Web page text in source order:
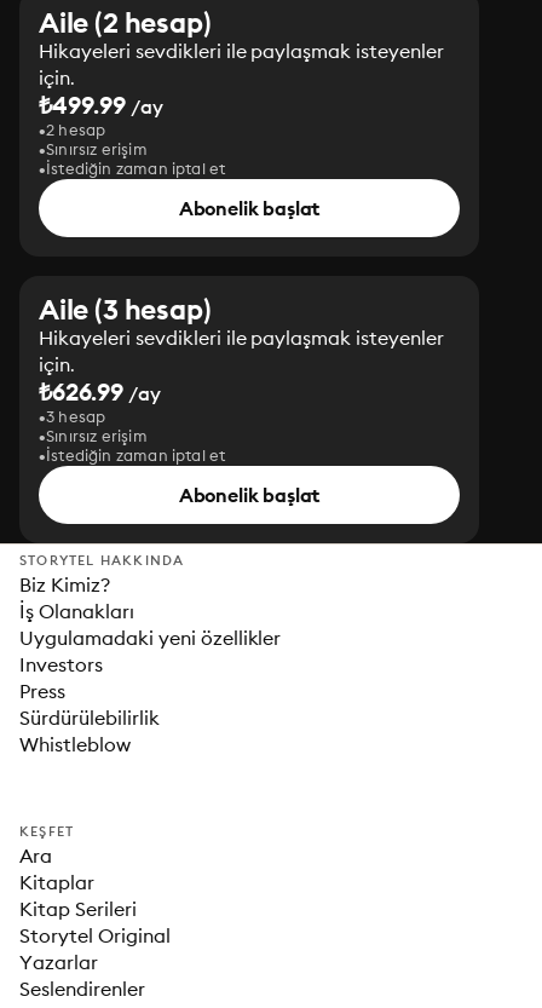
Aile (2 hesap)
Hikayeleri sevdikleri ile paylaşmak isteyenler
için.
₺499.99 /ay
2 hesap
Sınırsız erişim
İstediğin zaman iptal et
Abonelik başlat
Aile (3 hesap)
Hikayeleri sevdikleri ile paylaşmak isteyenler
için.
₺626.99 /ay
3 hesap
Sınırsız erişim
İstediğin zaman iptal et
Abonelik başlat
STORYTEL HAKKINDA
Biz Kimiz?
İş Olanakları
Uygulamadaki yeni özellikler
Investors
Press
Sürdürülebilirlik
Whistleblow
KEŞFET
Ara
Kitaplar
Kitap Serileri
Storytel Original
Yazarlar
Seslendirenler